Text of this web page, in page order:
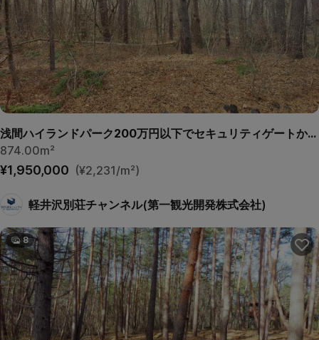
浅間ハイランドパーク200万円以下でセキュリティゲートから離れていて静かな土地
874.00m²
¥1,950,000 (¥2,231/m²)
軽井沢別荘チャンネル(第一観光開発株式会社)
8